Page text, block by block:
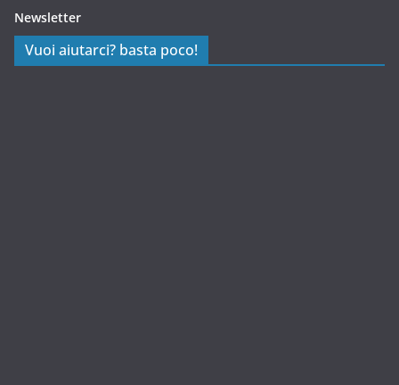
Newsletter
Vuoi aiutarci? basta poco!